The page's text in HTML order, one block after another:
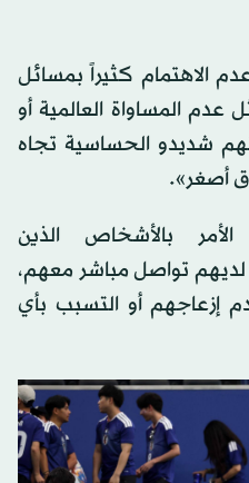
الاهتمام كثيراً بمسائل
المساواة العالمية أو
شديدو الحساسية تجاه
أصغر».
بالأشخاص الذين
تواصل مباشر معهم،
إزعاجهم أو التسبب بأي